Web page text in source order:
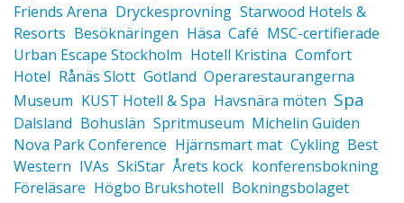
Friends Arena Dryckesprovning Starwood Hotels &
Resorts Besöknäringen Häsa Café MSC-certifierade
Urban Escape Stockholm Hotell Kristina Comfort
Hotel Rånäs Slott Gotland Operarestaurangerna
Museum KUST Hotell & Spa Havsnära möten Spa
Dalsland Bohuslän Spritmuseum Michelin Guiden
Nova Park Conference Hjärnsmart mat Cykling Best
Western IVAs SkiStar Årets kock konferensbokning
Föreläsare Högbo Brukshotell Bokningsbolaget